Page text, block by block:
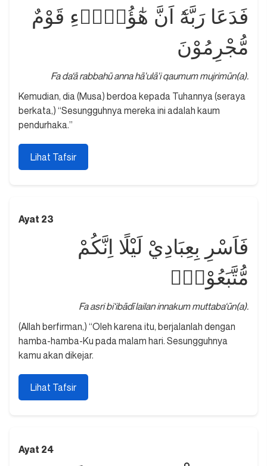
فَدَعَا رَبَّهٗٓ اَنَّ هٰٓؤُلَاۤءِ قَوْمٌ
مُّجْرِمُوْنَ
Fa da‘ā rabbahū anna hā'ulā'i qaumum mujrimūn(a).
Kemudian, dia (Musa) berdoa kepada Tuhannya (seraya
berkata,) “Sesungguhnya mereka ini adalah kaum
pendurhaka.”
Lihat Tafsir
Ayat 23
فَاَسْرِ بِعِبَادِيْ لَيْلًا اِنَّكُمْ
مُّتَّبَعُوْنَۙ
Fa asri bi‘ibādī lailan innakum muttaba‘ūn(a).
(Allah berfirman,) “Oleh karena itu, berjalanlah dengan
hamba-hamba-Ku pada malam hari. Sesungguhnya
kamu akan dikejar.
Lihat Tafsir
Ayat 24